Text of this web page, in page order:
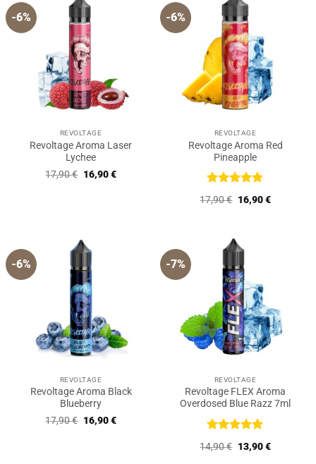
-6%
REVOLTAGE
Revoltage Aroma Laser
Lychee
17,90€ Ursprünglicher
Preis
16,90€Aktueller
-6%
REVOLTAGE
Revoltage Aroma Red
Pineapple
Bewertet
mit 5 von
17,90€ Ursprünglicher
Preis
16,90€Aktueller
-6%
REVOLTAGE
Revoltage Aroma Black
Blueberry
17,90€ Ursprünglicher
Preis
16,90€Aktueller
-7%
REVOLTAGE
Revoltage FLEX Aroma
Overdosed Blue Razz 7ml
Bewertet
mit 5 von
14,90€ Ursprünglicher
Preis
13,90€Aktueller